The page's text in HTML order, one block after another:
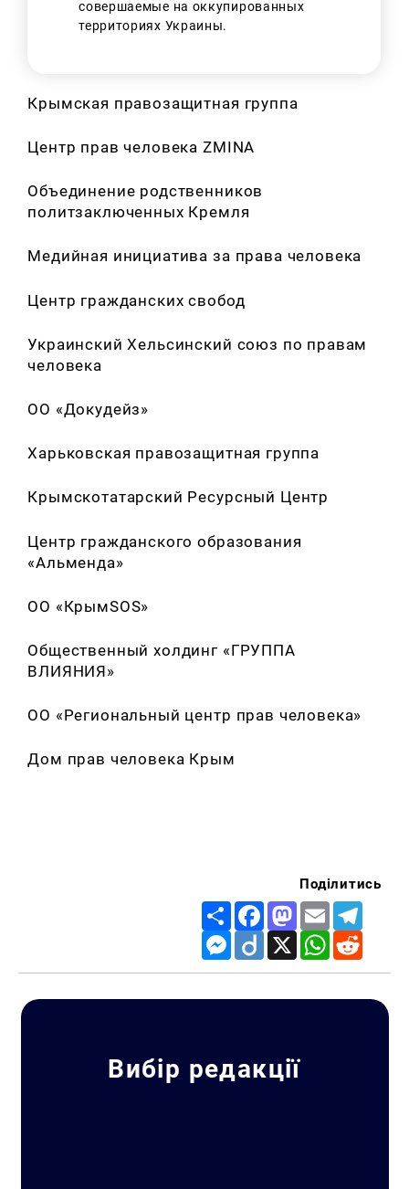
Искать:
совершаемые на оккупированных
территориях Украины.
Крымская правозащитная группа
Центр прав человека ZMINA
Объединение родственников
политзаключенных Кремля
Медийная инициатива за права человека
Центр гражданских свобод
Украинский Хельсинский союз по правам
человека
ОО «Докудейз»
Харьковская правозащитная группа
Крымскотатарский Ресурсный Центр
Центр гражданского образования
«Альменда»
ОО «КрымSOS»
Общественный холдинг «ГРУППА
ВЛИЯНИЯ»
ОО «Региональный центр прав человека»
Дом прав человека Крым
Поділитись
Share FacebookMastodon
Email
Messenger
Diigo X WhatsApp
Вибір редакції